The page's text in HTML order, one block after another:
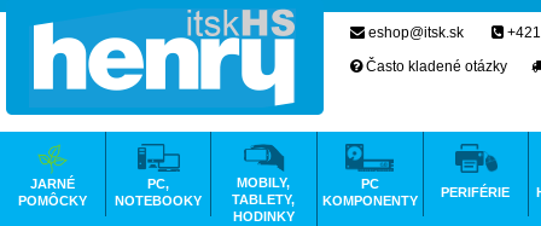
eshop@itsk.sk
Často kladené otázky
JARNÉ
POMÔCKY
PC,
NOTEBOOKY
MOBILY,
TABLETY,
HODINKY
PC
KOMPONENTY
PERIFÉRIE